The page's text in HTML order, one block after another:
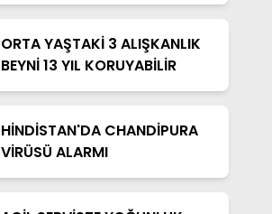
ORTA YAŞTAKİ 3 ALIŞKANLIK
BEYNİ 13 YIL KORUYABİLİR
HİNDİSTAN'DA CHANDİPURA
VİRÜSÜ ALARMI